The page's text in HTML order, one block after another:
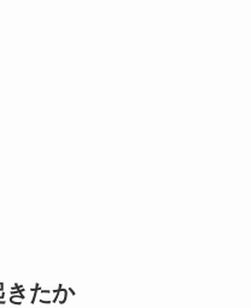
きたか